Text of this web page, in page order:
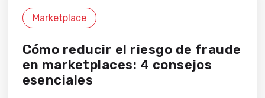
Marketplace
Cómo reducir el riesgo de fraude
en marketplaces: 4 consejos
esenciales